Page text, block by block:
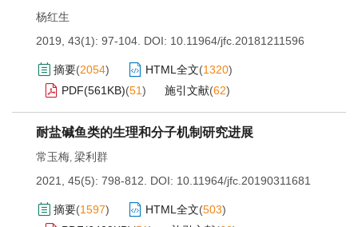
杨红生
2019, 43(1): 97-104. DOI: 10.11964/jfc.20181211596
摘要(2054) HTML全文(1320)
PDF(561KB)(51) 施引文献(62)
耐盐碱鱼类的生理和分子机制研究进展
常玉梅, 梁利群
2021, 45(5): 798-812.
DOI: 10.11964/jfc.20190311681
摘要(1597) HTML全文(503)